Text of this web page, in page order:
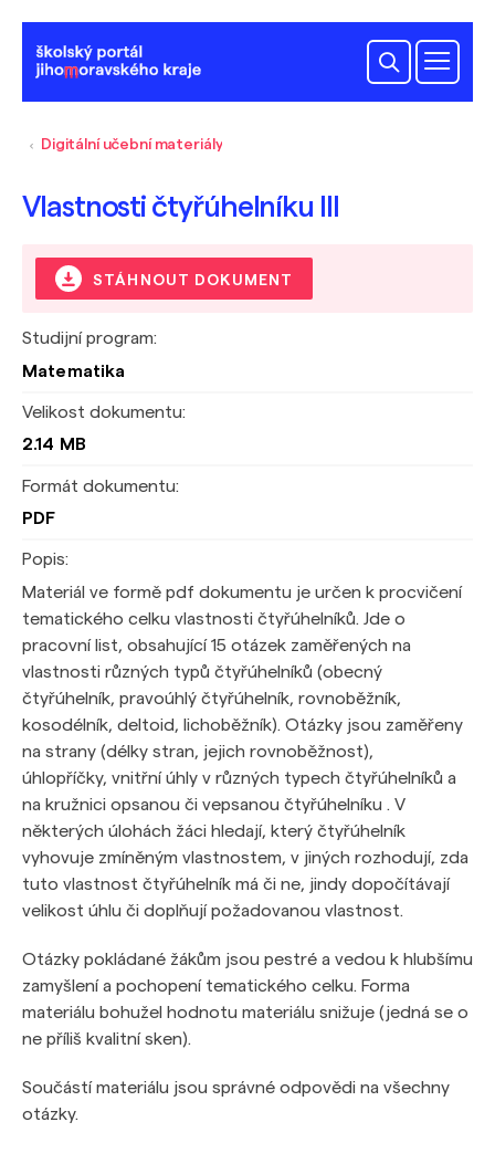
Digitální učební materiály
Vlastnosti čtyřúhelníku III
STÁHNOUT DOKUMENT
Studijní program:
Matematika
Velikost dokumentu:
2.14 MB
Formát dokumentu:
PDF
Popis:
Materiál ve formě pdf dokumentu je určen k procvičení
tematického celku vlastnosti čtyřúhelníků. Jde o
pracovní list, obsahující 15 otázek zaměřených na
vlastnosti různých typů čtyřúhelníků (obecný
čtyřúhelník, pravoúhlý čtyřúhelník, rovnoběžník,
kosodélník, deltoid, lichoběžník). Otázky jsou zaměřeny
na strany (délky stran, jejich rovnoběžnost),
úhlopříčky, vnitřní úhly v různých typech čtyřúhelníků a
na kružnici opsanou či vepsanou čtyřúhelníku . V
některých úlohách žáci hledají, který čtyřúhelník
vyhovuje zmíněným vlastnostem, v jiných rozhodují, zda
tuto vlastnost čtyřúhelník má či ne, jindy dopočítávají
velikost úhlu či doplňují požadovanou vlastnost.
Otázky pokládané žákům jsou pestré a vedou k hlubšímu
zamyšlení a pochopení tematického celku. Forma
materiálu bohužel hodnotu materiálu snižuje (jedná se o
ne příliš kvalitní sken).
Součástí materiálu jsou správné odpovědi na všechny
otázky.